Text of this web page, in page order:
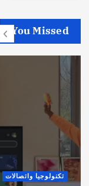
You Missed
تكنولوجيا واتصالات